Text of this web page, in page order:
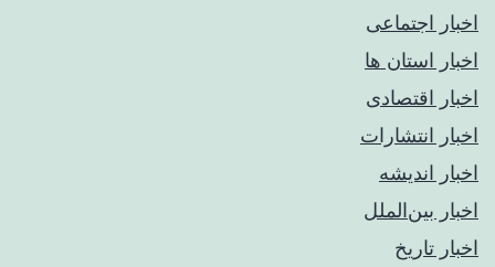
اخبار اجتماعی
اخبار استان ها
اخبار اقتصادی
اخبار انتشارات
اخبار اندیشه
اخبار بین‌الملل
اخبار تاریخ